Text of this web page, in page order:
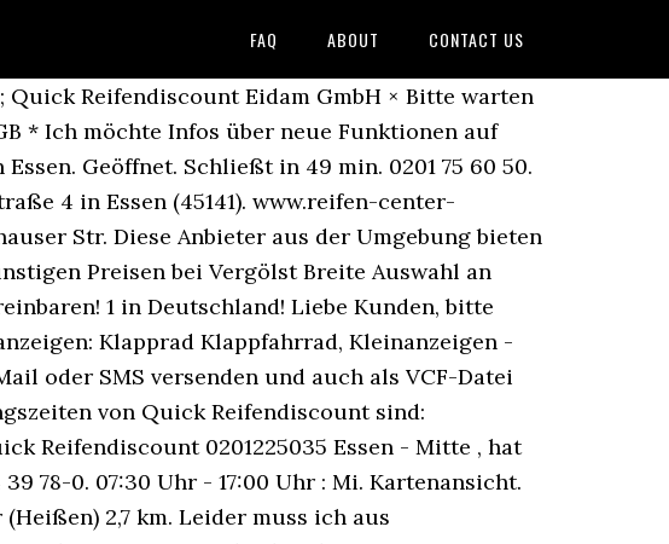
FAQ ABOUT CONTACT US
Reifendiscount Eidam GmbH × Bitte warten
* Ich möchte Infos über neue Funktionen auf
Geöffnet. Schließt in 49 min. 0201 75 60 50.
4 in Essen (45141). www.reifen-center-
Str. Diese Anbieter aus der Umgebung bieten
Preisen bei Vergölst Breite Auswahl an
1 in Deutschland! Liebe Kunden, bitte
Klapprad Klappfahrrad, Kleinanzeigen -
oder SMS versenden und auch als VCF-Datei
von Quick Reifendiscount sind:
Reifendiscount 0201225035 Essen - Mitte , hat
78-0. 07:30 Uhr - 17:00 Uhr : Mi. Kartenansicht.
2,7 km. Leider muss ich aus